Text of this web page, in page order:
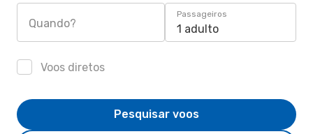
Quando?
Passageiros
1 adulto
Voos diretos
Pesquisar voos